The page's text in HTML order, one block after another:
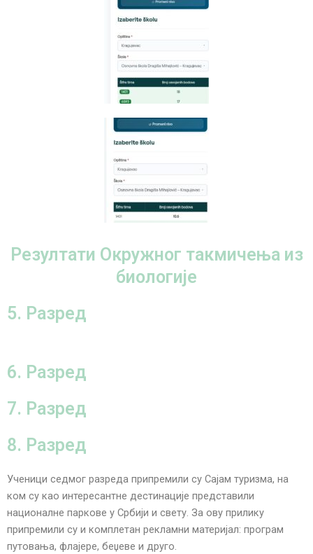
Резултати Окружног такмичења из
биологије
5. Разред
6. Разред
7. Разред
8. Разред
Ученици седмог разреда припремили су Сајам туризма, на
ком су као интересантне дестинације представили
националне паркове у Србији и свету. За ову прилику
припремили су и комплетан рекламни материјал: програм
путовања, флајере, беџеве и друго.